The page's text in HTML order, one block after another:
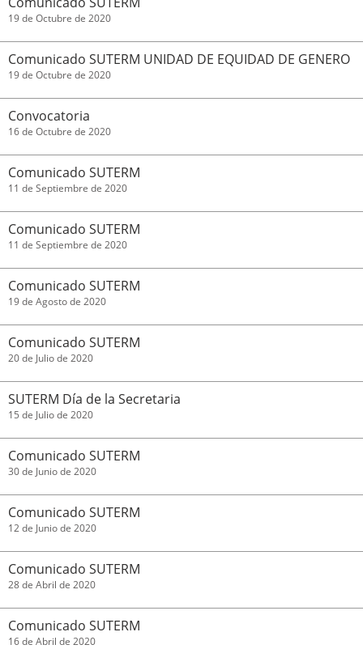
19 de Octubre de 2020
Comunicado SUTERM UNIDAD DE EQUIDAD DE GENERO
19 de Octubre de 2020
Convocatoria
16 de Octubre de 2020
Comunicado SUTERM
11 de Septiembre de 2020
Comunicado SUTERM
11 de Septiembre de 2020
Comunicado SUTERM
19 de Agosto de 2020
Comunicado SUTERM
20 de Julio de 2020
SUTERM Día de la Secretaria
15 de Julio de 2020
Comunicado SUTERM
30 de Junio de 2020
Comunicado SUTERM
12 de Junio de 2020
Comunicado SUTERM
28 de Abril de 2020
Comunicado SUTERM
16 de Abril de 2020